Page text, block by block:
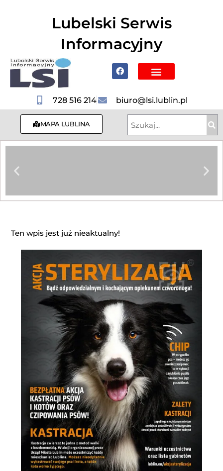
Lubelski Serwis
Informacyjny
728 516 214 biuro@lsi.lublin.pl
MAPA LUBLINA
Ten wpis jest już nieaktualny!